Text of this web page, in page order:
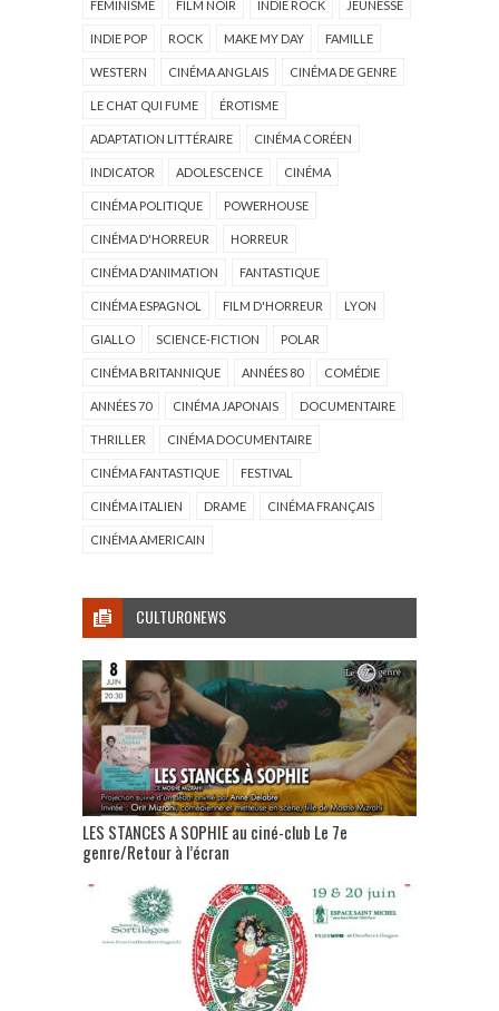
FÉMINISME FILM NOIR INDIE ROCK JEUNESSE
INDIE POP ROCK MAKE MY DAY FAMILLE
WESTERN CINÉMA ANGLAIS CINÉMA DE GENRE
LE CHAT QUI FUME ÉROTISME
ADAPTATION LITTÉRAIRE CINÉMA CORÉEN
INDICATOR ADOLESCENCE CINÉMA
CINÉMA POLITIQUE POWERHOUSE
CINÉMA D'HORREUR HORREUR
CINÉMA D'ANIMATION FANTASTIQUE
CINÉMA ESPAGNOL FILM D'HORREUR LYON
GIALLO SCIENCE-FICTION POLAR
CINÉMA BRITANNIQUE ANNÉES 80 COMÉDIE
ANNÉES 70 CINÉMA JAPONAIS DOCUMENTAIRE
THRILLER CINÉMA DOCUMENTAIRE
CINÉMA FANTASTIQUE FESTIVAL
CINÉMA ITALIEN DRAME CINÉMA FRANÇAIS
CINÉMA AMERICAIN
CULTURONEWS
LES STANCES A SOPHIE au ciné-club Le 7e
genre/Retour à l’écran